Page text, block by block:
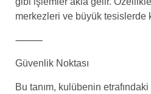
merkezleri ve büyük tesislerde
⸻
Güvenlik Noktası
Bu tanım, kulübenin